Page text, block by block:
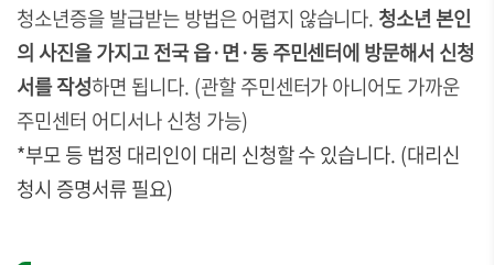
청소년증을 발급받는 방법은 어렵지 않습니다. 청소년 본인
의 사진을 가지고 전국 읍·면·동 주민센터에 방문해서 신청
서를 작성하면 됩니다. (관할 주민센터가 아니어도 가까운
주민센터 어디서나 신청 가능)
*부모 등 법정 대리인이 대리 신청할 수 있습니다. (대리신
청시 증명서류 필요)